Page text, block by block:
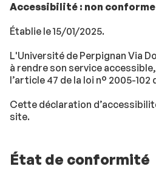
Accessibilité : non conforme
Établie le 15/01/2025.
L'Université de Perpignan Via
à rendre son service
l’article 47 de la loi n° 2005-102
Cette déclaration
site.
État de conformité